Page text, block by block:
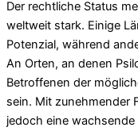
Der rechtliche Status
weltweit stark. Einige
Potenzial, während
An Orten, an denen
Betroffenen der
sein. Mit zunehmender
jedoch eine